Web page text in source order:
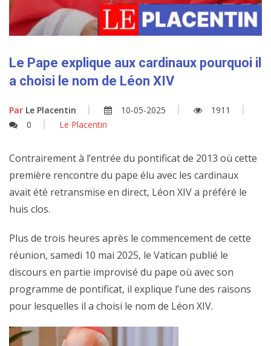
Le Pape explique aux cardinaux pourquoi il
a choisi le nom de Léon XIV
Par Le Placentin 10-05-2025
1911
0
Le Placentin
Contrairement à l’entrée du pontificat de 2013 où cette
première rencontre du pape élu avec les cardinaux
avait été retransmise en direct, Léon XIV a préféré le
huis clos.
Plus de trois heures après le commencement de cette
réunion, samedi 10 mai 2025, le Vatican publié le
discours en partie improvisé du pape où avec son
programme de pontificat, il explique l’une des raisons
pour lesquelles il a choisi le nom de Léon XIV.